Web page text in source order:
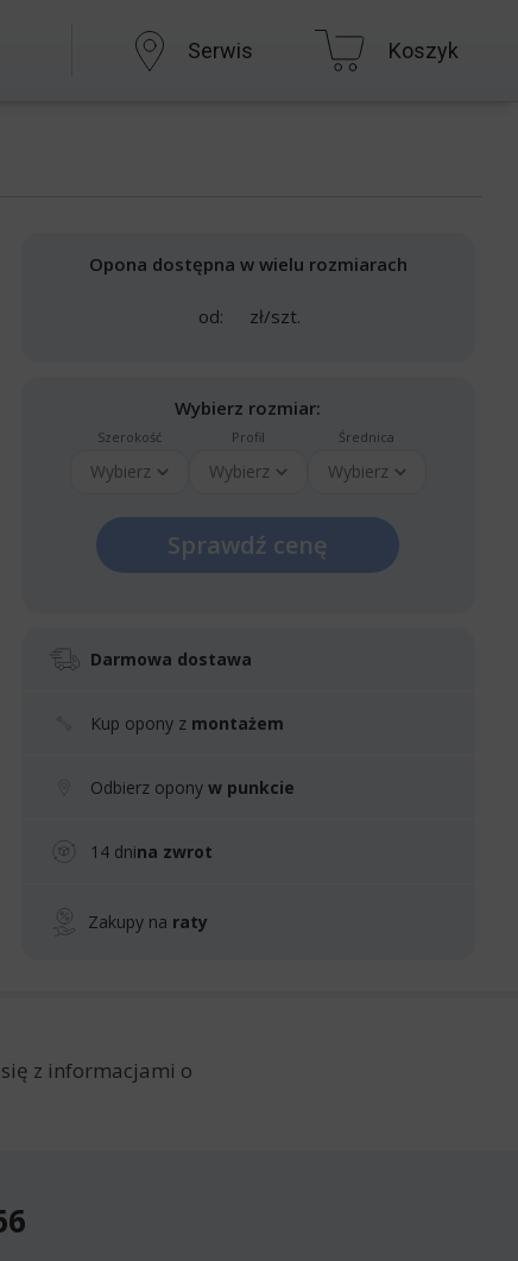
Serwis Koszyk
Opona dostępna w wielu rozmiarach
od: zł/szt.
Wybierz rozmiar:
Szerokość
Wybierz
Profil
Wybierz
Średnica
Wybierz
Sprawdź cenę
Darmowa dostawa
Kup opony z montażem
Odbierz opony w punkcie
14 dnina zwrot
Zakupy na raty
z informacjami o